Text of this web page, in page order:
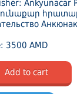
Ankyunacar
3500 AMD
Add to cart